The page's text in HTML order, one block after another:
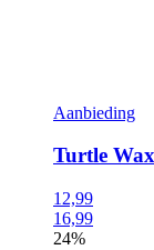
Aanbieding
Turtle
12,99
16,99
24%